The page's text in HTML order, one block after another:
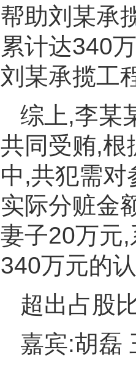
帮助刘某承
累计达340
刘某承揽工
综上,李某
共同受贿,根
中,共犯需对
实际分赃金
妻子20万元
340万元的
超出占股
嘉宾:胡磊